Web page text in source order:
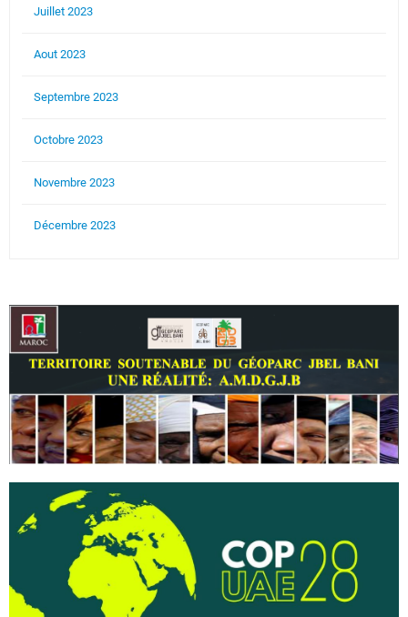
Juillet 2023
Aout 2023
Septembre 2023
Octobre 2023
Novembre 2023
Décembre 2023